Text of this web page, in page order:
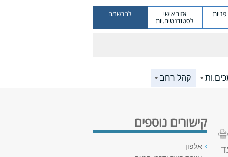
אזור אישי
לסטודנטים.יות
להרשמה
קהל רחב
קישורים נוספים
אלפון